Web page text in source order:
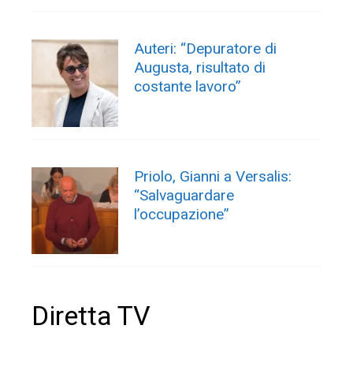
Auteri: “Depuratore di
Augusta, risultato di
costante lavoro”
Priolo, Gianni a Versalis:
“Salvaguardare
l’occupazione”
Diretta TV